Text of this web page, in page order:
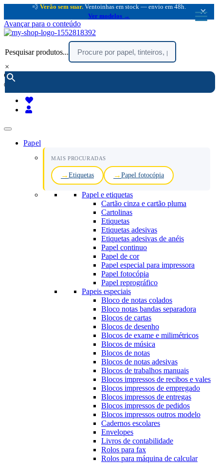
💨 Verão sem suar. Ventoinhas em stock — envio em 48h.
Ver modelos →
×
Avançar para o conteúdo
Pesquisar produtos...
×
encomendar por telefone :
(chamada rede fixa nacional)
Papel
MAIS PROCURADAS
Etiquetas Papel fotocópia
Papel e etiquetas
Cartão cinza e cartão pluma
Cartolinas
Etiquetas
Etiquetas adesivas
Etiquetas adesivas de anéis
Papel continuo
Papel de cor
Papel especial para impressora
Papel fotocópia
Papel reprográfico
Papeis especiais
Bloco de notas colados
Bloco notas bandas separadora
Blocos de cartas
Blocos de desenho
Blocos de exame e milimétricos
Blocos de música
Blocos de notas
Blocos de notas adesivas
Blocos de trabalhos manuais
Blocos impressos de recibos e vales
Blocos impressos de empregado
Blocos impressos de entregas
Blocos impressos de pedidos
Blocos impressos outros modelo
Cadernos escolares
Envelopes
Livros de contabilidade
Rolos para fax
Rolos para máquina de calcular